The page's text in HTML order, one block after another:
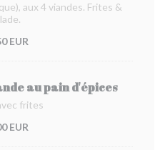
aux 4 viandes. Frites &
EUR
au pain d'épices
frites
EUR